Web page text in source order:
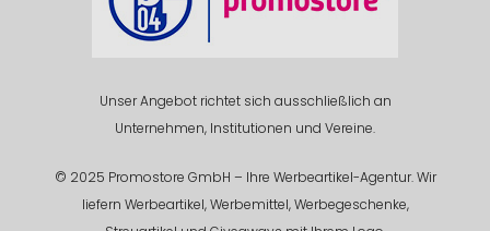
Unser Angebot richtet sich ausschließlich an
Unternehmen, Institutionen und Vereine.
© 2025 Promostore GmbH – Ihre Werbeartikel-Agentur. Wir
liefern Werbeartikel, Werbemittel, Werbegeschenke,